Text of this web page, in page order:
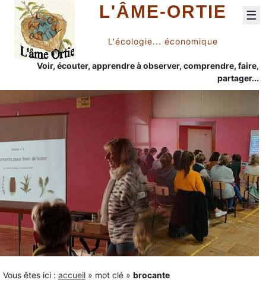
L'ÂME-ORTIE
L'écologie... économique
Voir, écouter, apprendre à observer, comprendre, faire,
partager...
☰
Vous êtes ici : accueil » mot clé » brocante